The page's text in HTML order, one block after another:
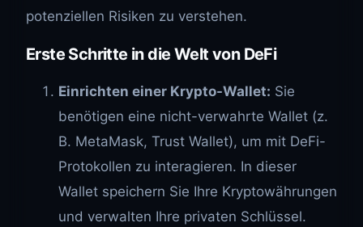
potenziellen Risiken zu verstehen.
Erste Schritte in die Welt von DeFi
Einrichten einer Krypto-Wallet: Sie
benötigen eine nicht-verwahrte Wallet (z.
B. MetaMask, Trust Wallet), um mit DeFi-
Protokollen zu interagieren. In dieser
Wallet speichern Sie Ihre Kryptowährungen
und verwalten Ihre privaten Schlüssel.